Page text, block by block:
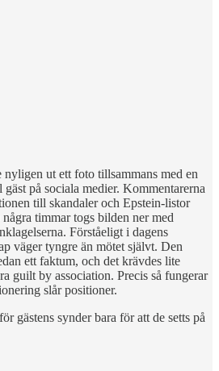
ut ett foto tillsammans med en
på sociala medier. Kommentarerna
till skandaler och Epstein-listor
timmar togs bilden ner med
Förståeligt i dagens
väger tyngre än mötet självt. Den
ett faktum, och det krävdes lite
guilt by association. Precis så fungerar
slår positioner.
gästens synder bara för att de setts på